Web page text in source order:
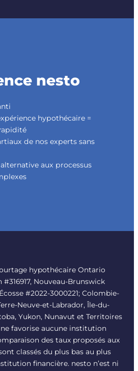
nesto
hypothécaire =
de nos experts sans
aux processus
hypothécaire Ontario
#316917, Nouveau-Brunswick
#2022-3000221; Colombie-
Neuve-et-Labrador, Île-du-
Yukon, Nunavut et Territoires
favorise aucune institution
des taux proposés aux
classés du plus bas au plus
financière. nesto n’est ni